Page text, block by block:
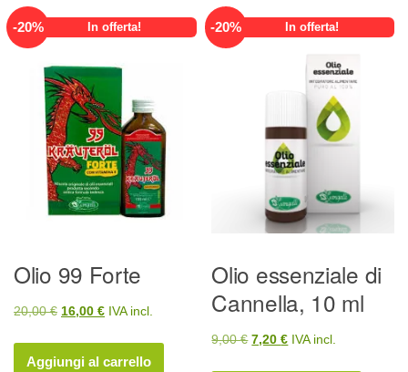
-20% In offerta!
Olio 99 Forte
20,00€ Il
originale
16,00 €Il
attuale
IVA incl.
Aggiungi al carrello
-20% In offerta!
Olio essenziale di
Cannella, 10 ml
9,00€ Il
7,20€IlIVA incl.